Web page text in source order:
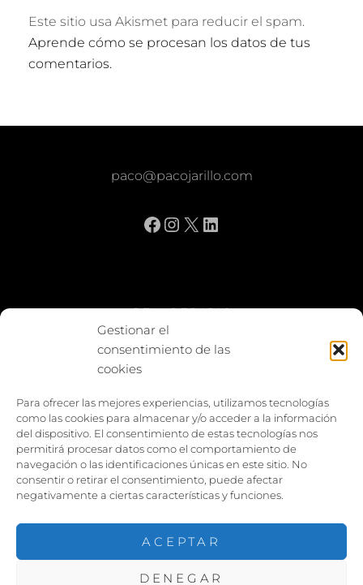
Gestionar el
consentimiento de las
cookies
Para ofrecer las mejores experiencias, utilizamos tecnologías
como las cookies para almacenar y/o acceder a la información
del dispositivo. El consentimiento de estas tecnologías nos
permitirá procesar datos como el comportamiento de
navegación o las identificaciones únicas en este sitio. No
consentir o retirar el consentimiento, puede afectar
negativamente a ciertas características y funciones.
ACEPTAR
DENEGAR
Este sitio usa Akismet para reducir el spam.
Aprende cómo se procesan los datos de tus
comentarios.
paco@pacojarillo.com
Facebook
Instagram
X LinkedIn
BE vs REBAJAS
Entes
Capturar y compartir
Vía larga